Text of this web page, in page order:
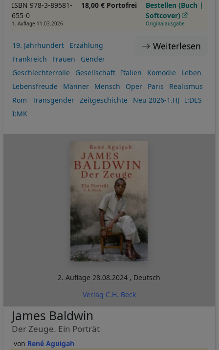
ISBN 978-3-89581-
655-0
1. Auflage 11.03.2026
18,00 € Portofrei
Bestellen (Buch |
Softcover)
Originalausgabe
Weiterlesen
19. Jahrhundert
Erzählung
Frankreich
Frauen
Gender
Geschlechterrolle
Gesellschaft Italien Komödie
Leben
Lebensfreude
Männer Mensch Oper Paris
Realismus
Rom
Transgender Zeitgeschichte Neu 2026-1.HJ
I:DES
I:MK
2. Auflage28.08.2024 , Deutsch
Verlag C.H. Beck
René Aguigah
James Baldwin
Der Zeuge. Ein Porträt